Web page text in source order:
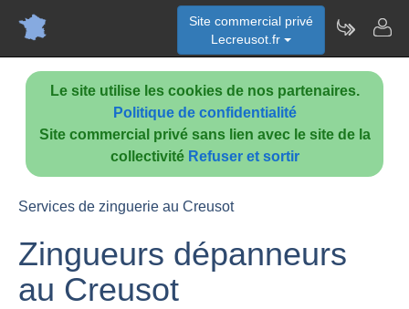
Le site utilise les cookies de nos partenaires.
Politique de confidentialité
Site commercial privé sans lien avec le site de la
collectivité Refuser et sortir
Site commercial privé
Lecreusot.fr
Services de zinguerie au Creusot
Zingueurs dépanneurs
au Creusot